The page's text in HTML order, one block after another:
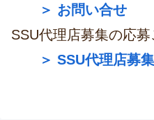
＞ お問い合せ
SSU代理店募集の応募
＞ SSU代理店募集